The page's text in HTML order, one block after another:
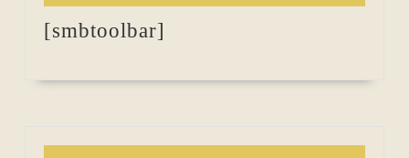
[smbtoolbar]